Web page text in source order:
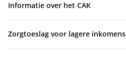
Informatie over het CAK
Zorgtoeslag voor lagere inkomens